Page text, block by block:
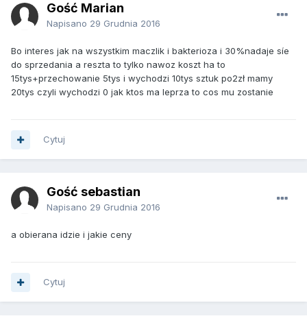
Gość Marian
Napisano 29 Grudnia 2016
Bo interes jak na wszystkim maczlik i bakterioza i 30%nadaje síe
do sprzedania a reszta to tylko nawoz koszt ha to
15tys+przechowanie 5tys i wychodzi 10tys sztuk po2zł mamy
20tys czyli wychodzi 0 jak ktos ma leprza to cos mu zostanie
Cytuj
Gość sebastian
Napisano 29 Grudnia 2016
a obierana idzie i jakie ceny
Cytuj